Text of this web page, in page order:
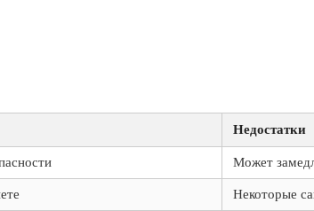
Недостатки
Может
Некоторые